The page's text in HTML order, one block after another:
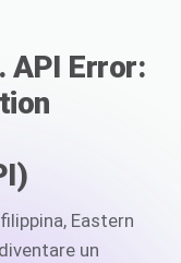
API Error:
Eastern
un